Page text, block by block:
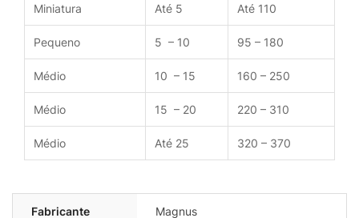
Miniatura Até 5 Até 110
Pequeno 5 – 10 95 – 180
Médio 10 – 15 160 – 250
Médio 15 – 20 220 – 310
Médio Até 25 320 – 370
Fabricante Magnus